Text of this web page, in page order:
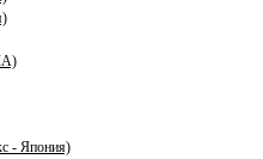
- Япония)